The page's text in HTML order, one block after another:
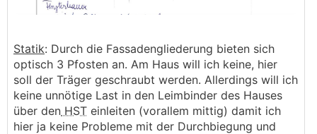
Statik: Durch die Fassadengliederung bieten sich
optisch 3 Pfosten an. Am Haus will ich keine, hier
soll der Träger geschraubt werden. Allerdings will ich
keine unnötige Last in den Leimbinder des Hauses
über den HST einleiten (vorallem mittig) damit ich
hier ja keine Probleme mit der Durchbiegung und